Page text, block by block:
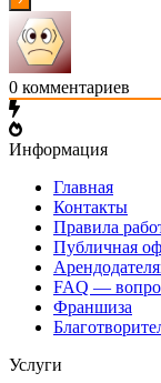
0 комментариев
Информация
Главная
Контакты
Правила
Публичная
FAQ —
Франшиза
Услуги